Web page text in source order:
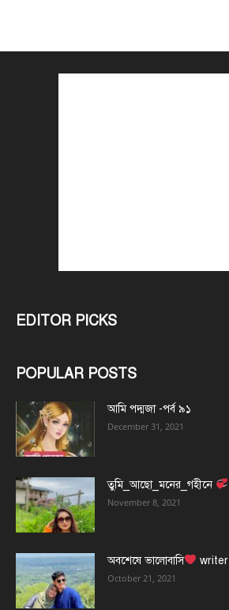
EDITOR PICKS
POPULAR POSTS
আমি পদ্মজা -পর্ব ৯১
December 31, 2021
তুমি_আছো_মনের_গহীনে
November 8, 2021
অবশেষে ভালোবাসি writer
October 21, 2021